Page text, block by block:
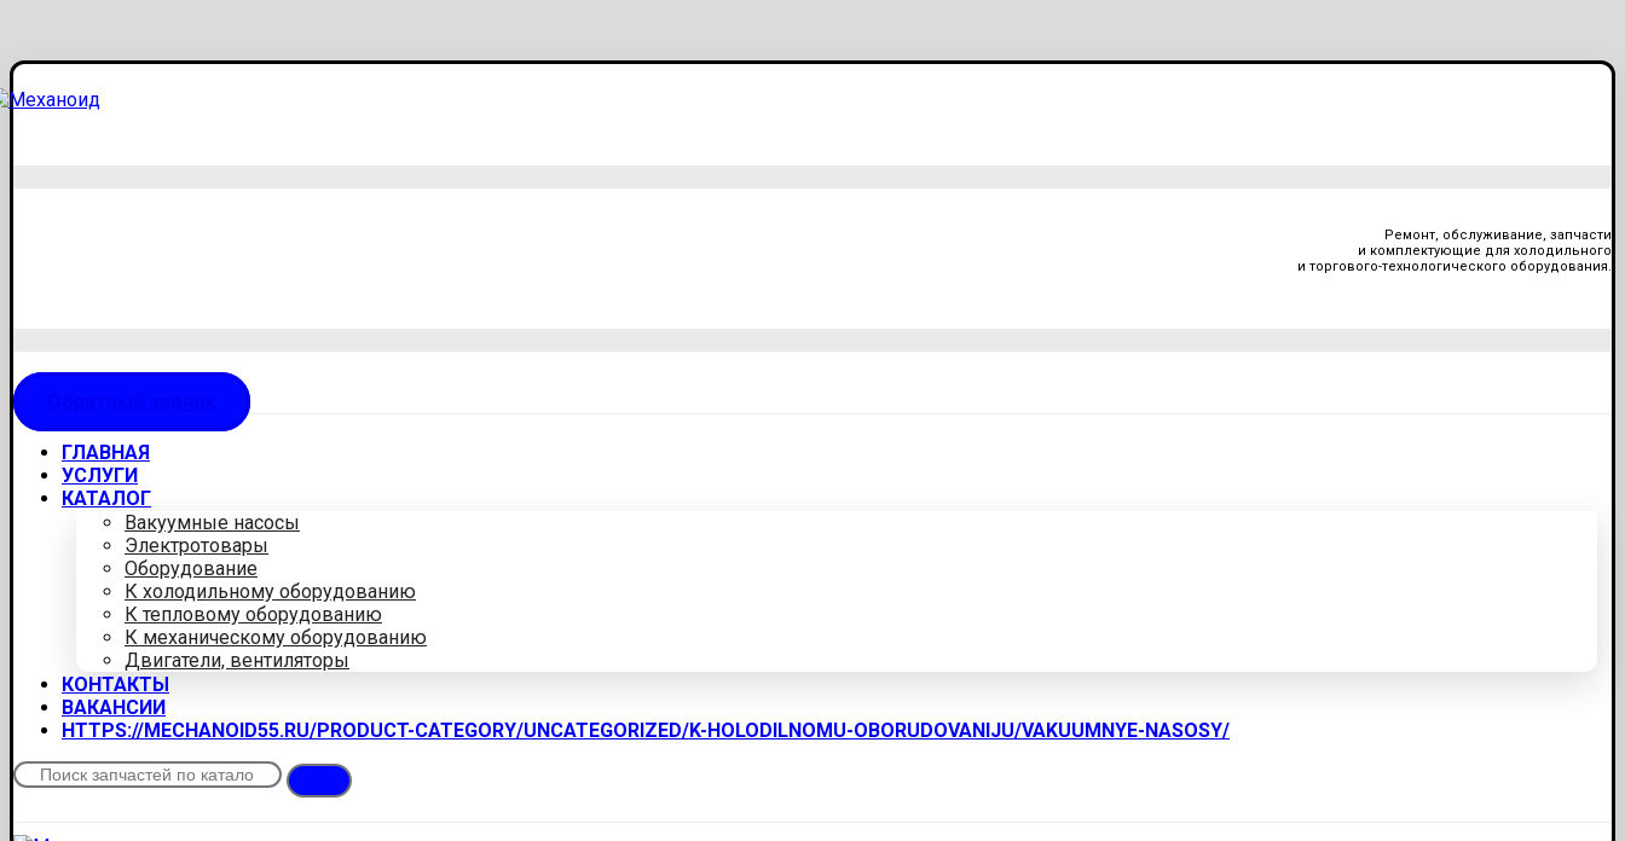
Ремонт, обслуживание, запчасти
и комплектующие для холодильного
и торгового-технологического оборудования.
ГЛАВНАЯ
УСЛУГИ
КАТАЛОГ
Вакуумные насосы
Электротовары
Оборудование
К холодильному оборудованию
К тепловому оборудованию
К механическому оборудованию
Двигатели, вентиляторы
КОНТАКТЫ
ВАКАНСИИ
HTTPS://MECHANOID55.RU/PRODUCT-CATEGORY/UNCATEGORIZED/K-HOLODILNOMU-OBORUDOVANIJU/VAKUUMNYE-NASOSY/